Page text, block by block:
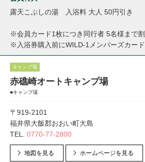
露天こぶしの湯 入浴料 大人 50円引き
※会員カード1枚につき同行者 5名様まで割
※入浴券購入前にWILD-1メンバーズカード
キャンプ場
赤礁崎オートキャンプ場
■キャンプ場
〒919-2101
福井県大飯郡おおい町大島
TEL. 0770-77-2800
地図を見る ホームページを見る